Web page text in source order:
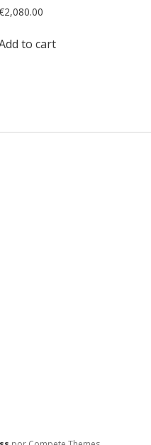
2,080.00
to cart